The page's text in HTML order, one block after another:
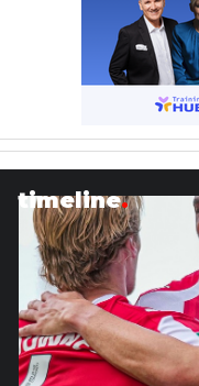
timeline